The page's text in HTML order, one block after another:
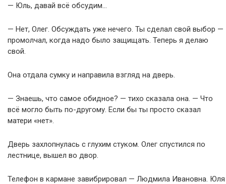
— Юль, давай всё обсудим…
— Нет, Олег. Обсуждать уже нечего. Ты сделал свой выбор —
промолчал, когда надо было защищать. Теперь я делаю
свой.
Она отдала сумку и направила взгляд на дверь.
— Знаешь, что самое обидное? — тихо сказала она. — Что
всё могло быть по-другому. Если бы ты просто сказал
матери «нет».
Дверь захлопнулась с глухим стуком. Олег спустился по
лестнице, вышел во двор.
Телефон в кармане завибрировал — Людмила Ивановна. Юля